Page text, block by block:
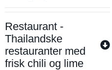
Restaurant -
Thailandske
restauranter med
frisk chili og lime